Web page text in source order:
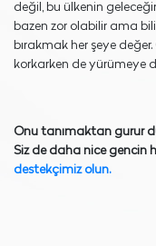
değil, bu ülkenin
bazen zor olabilir ama
bırakmak her şeye
korkarken de yürümeye
Onu tanımaktan gurur
Siz de daha nice gencin
destekçimiz olun.